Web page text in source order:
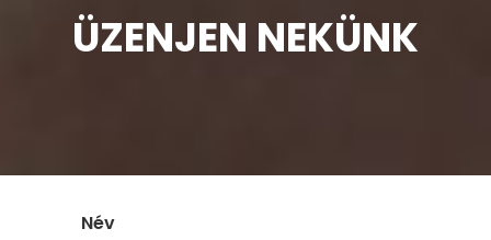
ÜZENJEN NEKÜNK
Név